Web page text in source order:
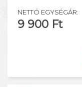
NETTÓ EGYSÉGÁR:
9 900 Ft